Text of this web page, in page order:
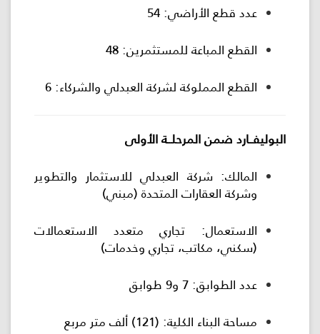
عدد قطع الأراضي: 54
القطع المباعة للمستثمرين: 48
القطع المملوكة لشركة العبدلي والشركاء: 6
البوليفــارد ضمن المرحلــة الأولى
المالك: شركة العبدلي للاستثمار والتطوير
وشركة العقارات المتحدة (مبني)
الاستعمال: تجاري متعدد الاستعمالات
(سكني، مكاتب، تجاري وخدمات)
عدد الطوابق: 7 و9 طوابق
مساحة البناء الكلية: (121) ألف متر مربع